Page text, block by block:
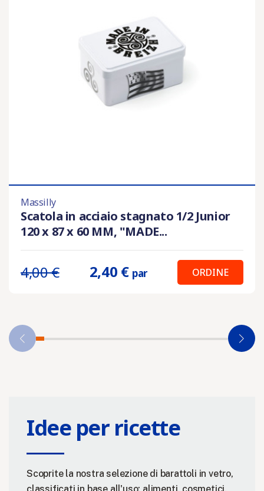
Massilly
Scatola in acciaio stagnato 1/2 Junior
120 x 87 x 60 MM, "MADE...
4,00 € 2,40 € par ORDINE
Idee per ricette
Scoprite la nostra selezione di barattoli in vetro,